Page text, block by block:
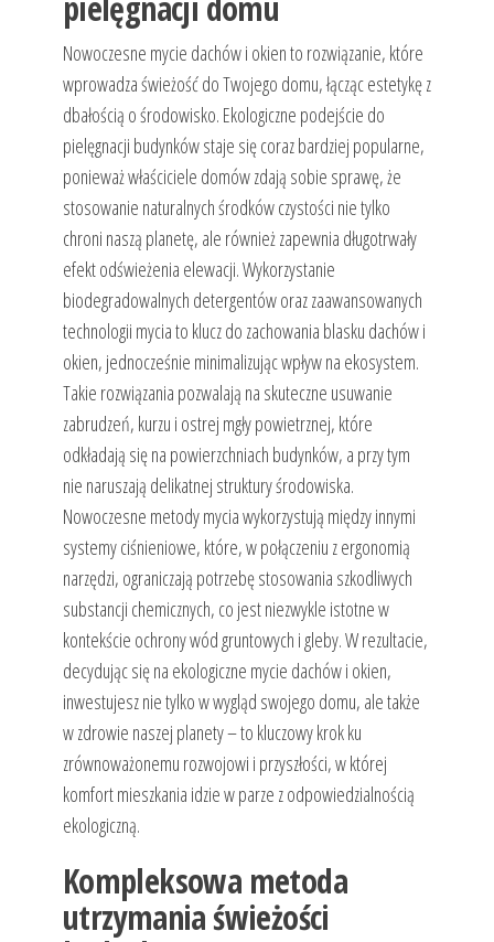
Nowoczesne mycie dachów i okien to rozwiązanie, które
wprowadza świeżość do Twojego domu, łącząc estetykę z
dbałością o środowisko. Ekologiczne podejście do
pielęgnacji budynków staje się coraz bardziej popularne,
ponieważ właściciele domów zdają sobie sprawę, że
stosowanie naturalnych środków czystości nie tylko
chroni naszą planetę, ale również zapewnia długotrwały
efekt odświeżenia elewacji. Wykorzystanie
biodegradowalnych detergentów oraz zaawansowanych
technologii mycia to klucz do zachowania blasku dachów i
okien, jednocześnie minimalizując wpływ na ekosystem.
Takie rozwiązania pozwalają na skuteczne usuwanie
zabrudzeń, kurzu i ostrej mgły powietrznej, które
odkładają się na powierzchniach budynków, a przy tym
nie naruszają delikatnej struktury środowiska.
Nowoczesne metody mycia wykorzystują między innymi
systemy ciśnieniowe, które, w połączeniu z ergonomią
narzędzi, ograniczają potrzebę stosowania szkodliwych
substancji chemicznych, co jest niezwykle istotne w
kontekście ochrony wód gruntowych i gleby. W rezultacie,
decydując się na ekologiczne mycie dachów i okien,
inwestujesz nie tylko w wygląd swojego domu, ale także
w zdrowie naszej planety – to kluczowy krok ku
zrównoważonemu rozwojowi i przyszłości, w której
komfort mieszkania idzie w parze z odpowiedzialnością
ekologiczną.
Kompleksowa metoda
utrzymania świeżości